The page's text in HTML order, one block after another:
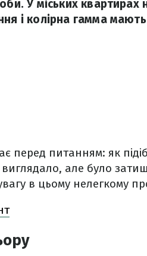
У міських квартирах
і колірна гамма
перед питанням: як
але було
в цьому нелегкому